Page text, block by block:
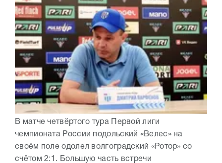
В матче четвёртого тура Первой лиги
чемпионата России подольский «Велес» на
своём поле одолел волгоградский «Ротор» со
счётом 2:1. Большую часть встречи